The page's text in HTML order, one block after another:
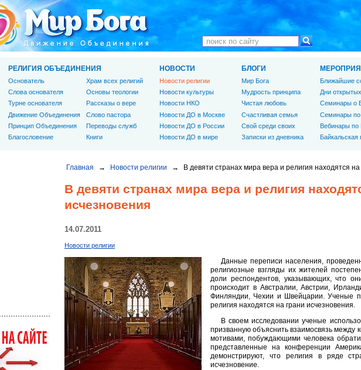
Главная → Новости религии → В девяти странах мира вера и религия находятся
В девяти странах мира вера и религия
исчезновения
14.07.2011
Новости религии
Данные переписи населения,
религиозные взгляды их жителей
доли респондентов, указывающих, что
происходит в Австралии, Австрии,
Финляндии, Чехии и Швейцарии. Ученые
религия находятся на грани исчезновения.
В своем исследовании ученые
призванную объяснить взаимосвязь
мотивами, побуждающими человека
представленные на конференции
демонстрируют, что религия в ряде
исчезновение.
РЕЛИГИЯ ОБЪЕДИНЕНИЯ
Основатель
Слова основателя
Турне основателя
Движение Объединения
Принцип Объединения
Благословение
Храм всех религий
Основы теологии
Рассказы о вере
Слово пастора
Переводы служб
Книги
НОВОСТИ
Новости религии
Новости культуры
Новости НКО
Новости ДО в Москве
Новости ДО в России
Новости ДО в мире
БЛОГИ
Мир Бога
Мудрость принципа
Чистая любовь
Счастливая семья
Свой среди своих
Записки из дневника
Ближайшие
Дни
Семинары о
Семинары
Вебинары по
Байкальская